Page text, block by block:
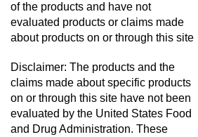
of the products and have not
evaluated products or claims made
about products on or through this site
Disclaimer: The products and the
claims made about specific products
on or through this site have not been
evaluated by the United States Food
and Drug Administration. These